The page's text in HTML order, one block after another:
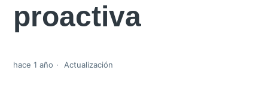
proactiva
hace 1 año Actualización